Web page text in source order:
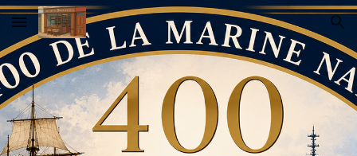
Skip to main content Skip to navigation